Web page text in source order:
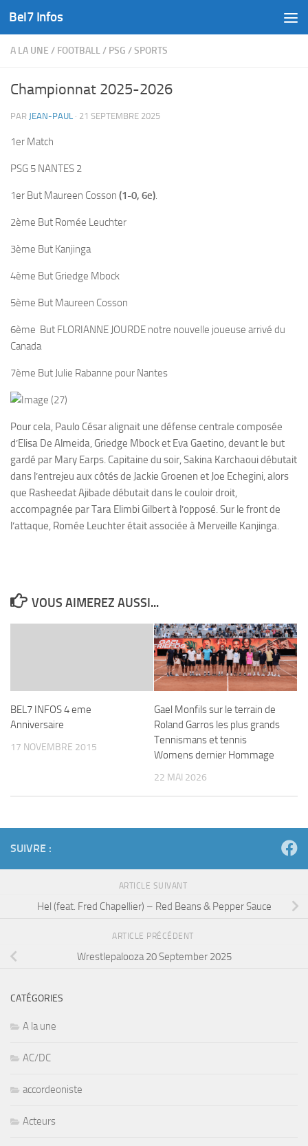
Skip to content
Bel7 Infos
A LA UNE / FOOTBALL/ PSG /SPORTS
Championnat 2025-2026
PAR JEAN-PAUL · 21 SEPTEMBRE 2025
1er Match
PSG 5 NANTES 2
1er But Maureen Cosson (1-0, 6e).
2ème But Romée Leuchter
3ème But Kanjinga
4ème But Griedge Mbock
5ème But Maureen Cosson
6ème But FLORIANNE JOURDE notre nouvelle joueuse arrivé du
Canada
7ème But Julie Rabanne pour Nantes
Pour cela, Paulo César alignait une défense centrale composée
d’Elisa De Almeida, Griedge Mbock et Eva Gaetino, devant le but
gardé par Mary Earps. Capitaine du soir, Sakina Karchaoui débutait
dans l’entrejeu aux côtés de Jackie Groenen et Joe Echegini, alors
que Rasheedat Ajibade débutait dans le couloir droit,
accompagnée par Tara Elimbi Gilbert à l’opposé. Sur le front de
l’attaque, Romée Leuchter était associée à Merveille Kanjinga.
VOUS AIMEREZ AUSSI...
BEL7 INFOS 4 eme
Anniversaire
17 NOVEMBRE 2015
Gael Monfils sur le terrain de
Roland Garros les plus grands
Tennismans et tennis
Womens dernier Hommage
22 MAI 2026
SUIVRE :
ARTICLE SUIVANT
Hel (feat. Fred Chapellier) – Red Beans & Pepper Sauce
ARTICLE PRÉCÉDENT
Wrestlepalooza 20 September 2025
CATÉGORIES
A la une
AC/DC
accordeoniste
Acteurs